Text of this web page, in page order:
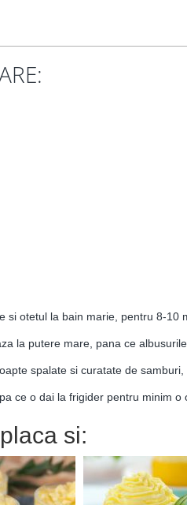
si otetul la bain marie, pentru 8-10
la putere mare, pana ce
spalate si curatate de samburi,
ce o dai la frigider pentru minim o
si: